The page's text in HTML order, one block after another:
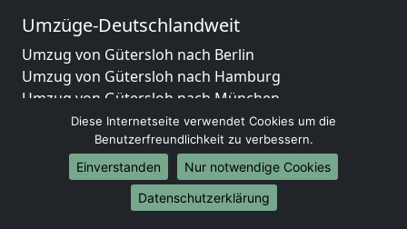
Umzüge-Deutschlandweit
Umzug von Gütersloh nach Berlin
Umzug von Gütersloh nach Hamburg
Umzug von Gütersloh nach München
Umzug von Gütersloh nach Köln
Umzug von Gütersloh nach Frankfurt am Main
Umzug von Gütersloh nach Stuttgart
Umzug von Gütersloh nach Düsseldorf
Umzug von Gütersloh nach Leipzig
Diese Internetseite verwendet Cookies um die
Benutzerfreundlichkeit zu verbessern.
Einverstanden
Nur notwendige Cookies
Datenschutzerklärung